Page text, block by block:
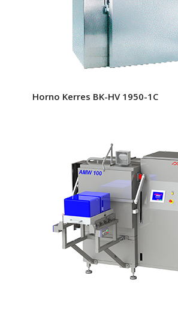
Horno Kerres BK-HV 1950-1C